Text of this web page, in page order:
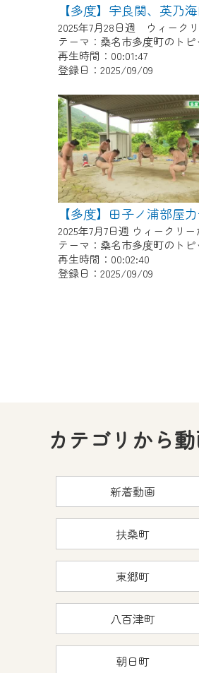
テーマ：桑名市多度町のトピ
再生時間：00:01:47
登録日：2025/09/09
テーマ：桑名市多度町のトピ
再生時間：00:02:40
登録日：2025/09/09
カテゴリから
新着動画
扶桑町
東郷町
八百津町
朝日町